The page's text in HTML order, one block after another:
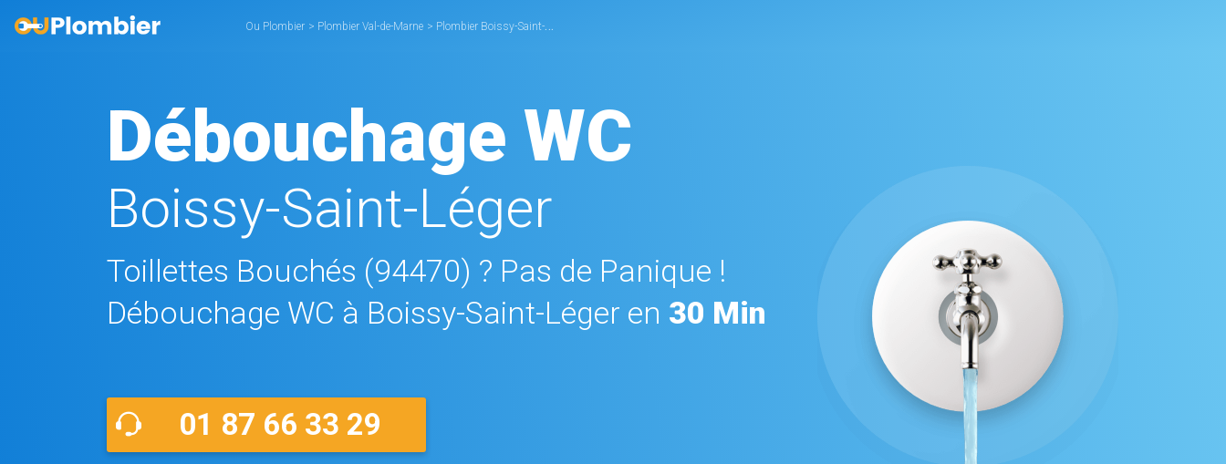
Ou Plombier > Plombier Val-de-Marne > Plombier Boissy-Saint-Léger
Débouchage WC
Boissy-Saint-Léger
Toillettes Bouchés (94470) ? Pas de Panique !
Débouchage WC à Boissy-Saint-Léger en 30 Min
01 87 66 33 29